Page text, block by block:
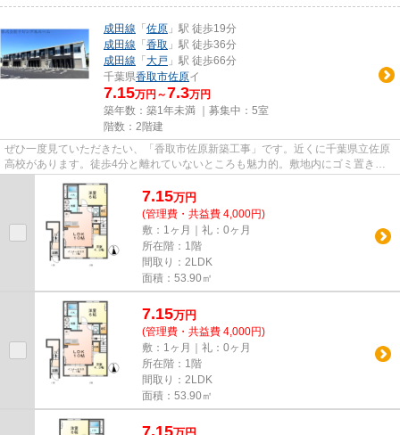
成田線 「 佐原 」駅 徒歩19分
成田線 「 香取 」駅 徒歩36分
成田線 「 大戸 」駅 徒歩66分
千葉県香取市佐原イ
7.15万円～7.3万円
築年数：築1年未満 ｜募集中： 5室
階数：2階建
ぜひ一度見ていただきたい、「香取市佐原新築工事」です。近くに千葉県立佐原
高校があります。徒歩4分と離れていないところも魅力的。敷地内にゴミ置き場
7.15万円
(管理費・共益費 4,000円)
敷：1ヶ月｜礼：0ヶ月
所在階：1階
間取り：2LDK
面積：53.90㎡
7.15万円
(管理費・共益費 4,000円)
敷：1ヶ月｜礼：0ヶ月
所在階：1階
間取り：2LDK
面積：53.90㎡